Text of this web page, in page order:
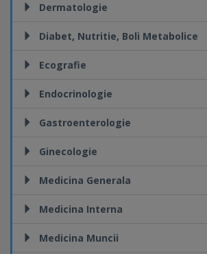
Dermatologie
Diabet, Nutritie, Boli Metabolice
Ecografie
Endocrinologie
Gastroenterologie
Ginecologie
Medicina Generala
Medicina Interna
Medicina Muncii